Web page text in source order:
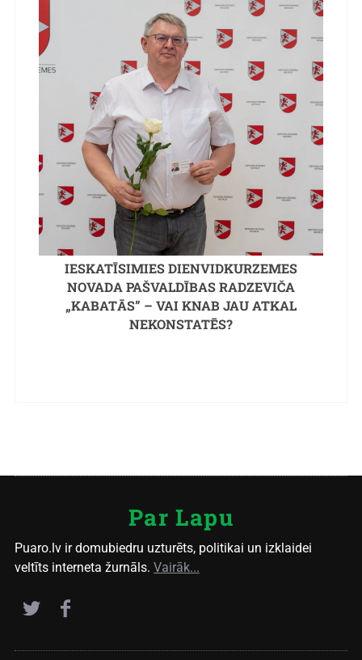
IESKATĪSIMIES DIENVIDKURZEMES
NOVADA PAŠVALDĪBAS RADZEVIČA
„KABATĀS” – VAI KNAB JAU ATKAL
NEKONSTATĒS?
Par Lapu
Puaro.lv ir domubiedru uzturēts, politikai un izklaidei
veltīts interneta žurnāls. Vairāk...